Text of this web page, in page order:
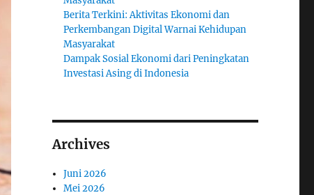
Berita Terkini: Aktivitas Ekonomi dan
Perkembangan Digital Warnai Kehidupan
Masyarakat
Dampak Sosial Ekonomi dari Peningkatan
Investasi Asing di Indonesia
Archives
Juni 2026
Mei 2026